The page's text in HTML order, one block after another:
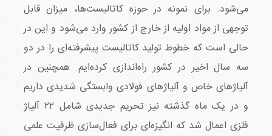
می‌شود. برای نمونه در حوزه کاتالیست‌ها، میزان قابل
توجهی از مواد اولیه از خارج از کشور وارد می‌شود و این در
حالی است که خطوط تولید کاتالیست پیشرفته‌ای را در دو
سه سال اخیر در کشور راه‌اندازی کرده‌ایم. همچنین در
آلیاژهای خاص و آلیاژهای فولادی وابستگی شدیدی داریم
و در یک ماه گذشته نیز تحریم جدیدی شامل ۲۲ آلیاژ
فلزی اعمال شد که انگیزه‌ای برای فعال‌سازی ظرفیت علمی